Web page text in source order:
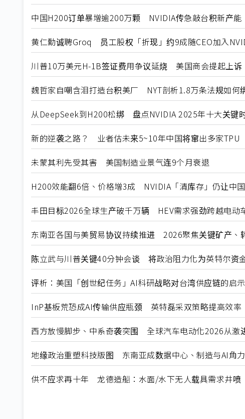
中国H200订单暴增逾200万颗 NVIDIA传急敲台积新产能
黄仁勳诚聘Groq 员工股权「折现」约9成随CEO加入
川普10万美元H-1B签证费用争议延烧 美国商会提起上诉
魏哲家自嘲含泪打造台积美厂 NYT剖析1.8万条法规如何
从DeepSeek到H200松绑 盘点NVIDIA 2025年十大关键
新的逆袭之路？ 业者估未来5~10年中国将窜出多家TPU
未蒙其利先受其害 美国制造业景气连9个月衰退
H200效能翻6倍、价格增3成 NVIDIA「清库存」仍让中
丰田目标2026全球生产破千万辆 HEV需求强劲跨越电动
东南亚各国与美贸易协议持续推进 2026聚焦关键矿产、
陈立武与川普关键40分钟会谈 将政治阻力化为英特尔资
评析：美国「创世纪任务」AI科研战略对台湾供应链的启示
InP基板荒恐成AI传输供应瓶颈 英特磊采双策略提高效率
西方放慢脚步、中系奇袭突围 全球汽车电动化2026从激
地缘政治重塑科技版图 东南亚成数据中心、制造与AI角
供不应求再十年 龙德造船：水面/水下无人载具需求井喷